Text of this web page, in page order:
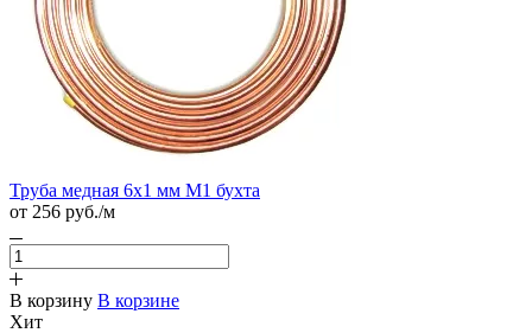
Труба медная 6х1 мм М1 бухта
от 256 руб./м
В корзину В корзине
Хит